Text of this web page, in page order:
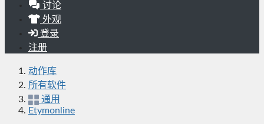
讨论
外观
登录
注册
动作库
所有软件
通用
Etymonline